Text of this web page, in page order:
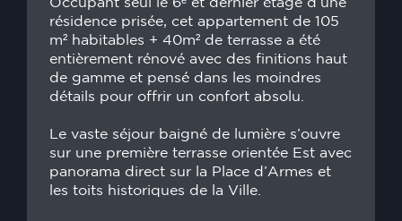
Occupant seul le 6ᵉ et dernier étage d’une
résidence prisée, cet appartement de 105
m² habitables + 40m² de terrasse a été
entièrement rénové avec des finitions haut
de gamme et pensé dans les moindres
détails pour offrir un confort absolu.
Le vaste séjour baigné de lumière s’ouvre
sur une première terrasse orientée Est avec
panorama direct sur la Place d’Armes et
les toits historiques de la Ville.